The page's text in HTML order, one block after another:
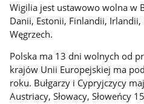
Wigilia jest ustawowo wolna w
Danii, Estonii, Finlandii, Irlandii,
Węgrzech.
Polska ma 13 dni wolnych od
krajów Unii Europejskiej ma
roku. Bułgarzy i Cypryjczycy
Austriacy, Słowacy, Słoweńcy